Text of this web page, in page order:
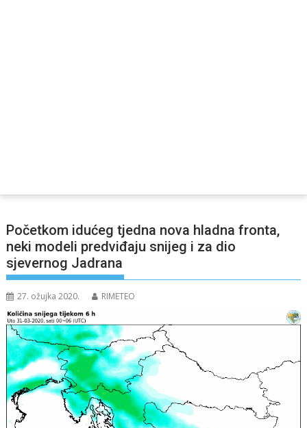
Početkom idućeg tjedna nova hladna fronta,
neki modeli predviđaju snijeg i za dio
sjevernog Jadrana
27. ožujka 2020. RIMETEO